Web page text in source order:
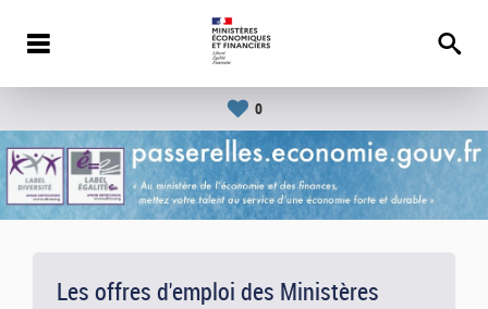
0
Les offres d'emploi des Ministères